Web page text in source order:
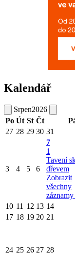
Kalendář
Srpen2026
Po Út St Čt
27 28 29 30 31
3 4 5 6
7
1
Tavení
dřevem
Zobrazit
všechny
10 11 12 13 14
17 18 19 20 21
24 25 26 27 28